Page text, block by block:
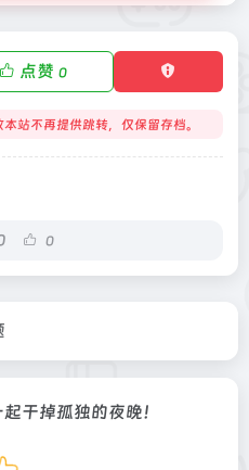
点赞 0
站不再提供跳转，仅保留存档。
0
干掉孤独的夜晚！